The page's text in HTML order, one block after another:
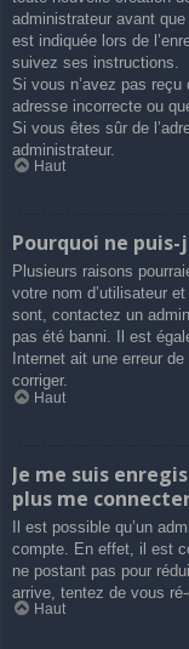
administrateur avant
est indiquée lors de
suivez ses instructions.
Si vous n’avez pas
adresse incorrecte ou
Si vous êtes sûr de
administrateur.
Haut
Pourquoi ne
Plusieurs raisons
votre nom d’utilisateur
sont, contactez un
pas été banni. Il est
Internet ait une erreur
corriger.
Haut
Je me suis
plus me
Il est possible qu’un
compte. En effet, il est
ne postant pas pour
arrive, tentez de vous
Haut